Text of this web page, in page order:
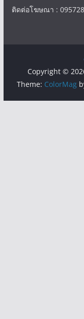
ติดต่อโฆษณา :
Copyright ©
Theme: ColorMag